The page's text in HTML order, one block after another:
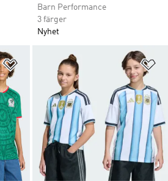
Barn Performance
3 färger
Nyhet
Lägg till på önskelistan